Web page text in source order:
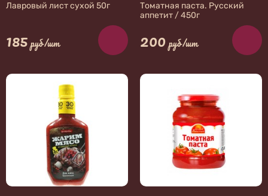
Лавровый лист сухой 50г
185 руб/шт
Томатная паста. Русский
аппетит / 450г
200 руб/шт